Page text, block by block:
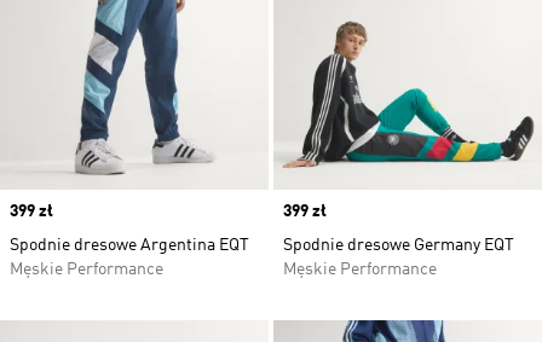
Price
399 zł
Spodnie dresowe Argentina EQT
Męskie Performance
Price
399 zł
Spodnie dresowe Germany EQT
Męskie Performance